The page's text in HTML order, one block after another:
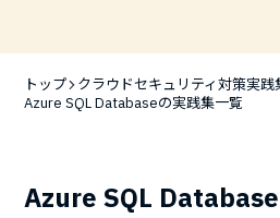
トップ クラウドセキュリティ対策実践
Azure SQL Databaseの実践集一覧
Azure SQL